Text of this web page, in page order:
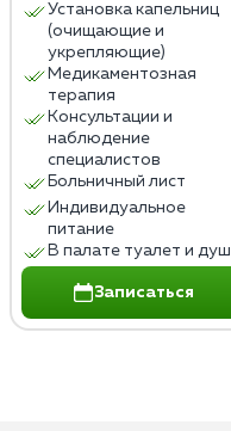
Установка капельниц
(очищающие и
укрепляющие)
Медикаментозная
терапия
Консультации и
наблюдение
специалистов
Больничный лист
Индивидуальное
питание
В палате туалет и душ
Записаться